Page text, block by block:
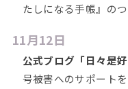
たしになる手帳』のつ
11月12日
公式ブログ「日々是好
号被害へのサポート